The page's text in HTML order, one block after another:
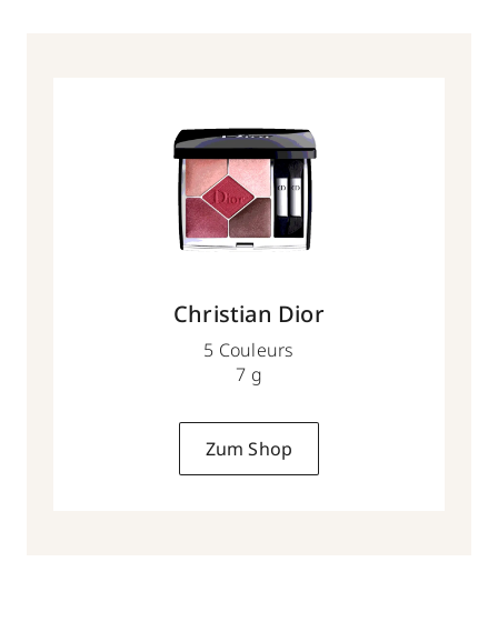
Christian Dior
5 Couleurs
7 g
Zum Shop